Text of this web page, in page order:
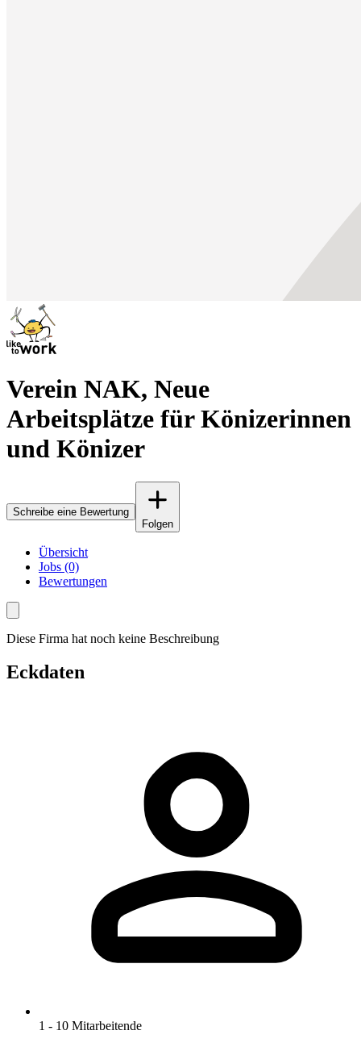
Verein NAK, Neue
Arbeitsplätze für Könizerinnen
und Könizer
Schreibe eine Bewertung
Folgen
Übersicht
Jobs (0)
Bewertungen
Diese Firma hat noch keine Beschreibung
Eckdaten
1 - 10 Mitarbeitende